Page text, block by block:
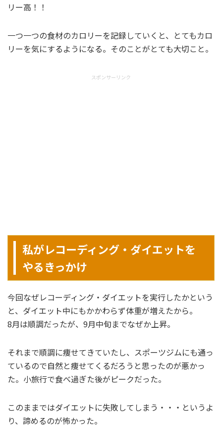
リー高！！
一つ一つの食材のカロリーを記録していくと、とてもカロ
リーを気にするようになる。そのことがとても大切こと。
スポンサーリンク
私がレコーディング・ダイエットを
やるきっかけ
今回なぜレコーディング・ダイエットを実行したかという
と、ダイエット中にもかかわらず体重が増えたから。
8月は順調だったが、9月中旬までなぜか上昇。
それまで順調に痩せてきていたし、スポーツジムにも通っ
ているので自然と痩せてくるだろうと思ったのが悪かっ
た。小旅行で食べ過ぎた後がピークだった。
このままではダイエットに失敗してしまう・・・というよ
り、諦めるのが怖かった。